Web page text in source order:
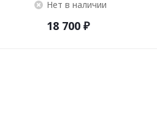
Нет в наличии
18 700 ₽